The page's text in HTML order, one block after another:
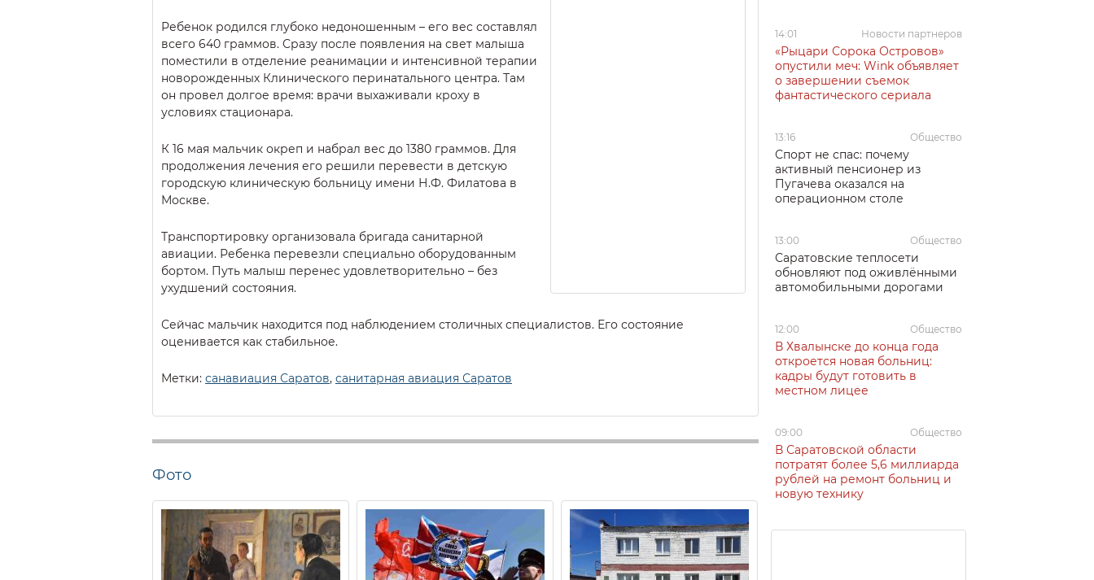
Ребенок родился глубоко недоношенным – его вес составлял
всего 640 граммов. Сразу после появления на свет малыша
поместили в отделение реанимации и интенсивной терапии
новорожденных Клинического перинатального центра. Там
он провел долгое время: врачи выхаживали кроху в
условиях стационара.
К 16 мая мальчик окреп и набрал вес до 1380 граммов. Для
продолжения лечения его решили перевести в детскую
городскую клиническую больницу имени Н.Ф. Филатова в
Москве.
Транспортировку организовала бригада санитарной
авиации. Ребенка перевезли специально оборудованным
бортом. Путь малыш перенес удовлетворительно – без
ухудшений состояния.
Сейчас мальчик находится под наблюдением столичных специалистов. Его состояние
оценивается как стабильное.
Метки: санавиация Саратов, санитарная авиация Саратов
Фото
14:01 Новости партнеров
«Рыцари Сорока Островов»
опустили меч: Wink объявляет
о завершении съемок
фантастического сериала
13:16 Общество
Спорт не спас: почему
активный пенсионер из
Пугачева оказался на
операционном столе
13:00 Общество
Саратовские теплосети
обновляют под оживлёнными
автомобильными дорогами
12:00 Общество
В Хвалынске до конца года
откроется новая больниц:
кадры будут готовить в
местном лицее
09:00 Общество
В Саратовской области
потратят более 5,6 миллиарда
рублей на ремонт больниц и
новую технику